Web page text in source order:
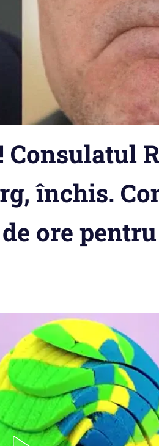
Consulatul
închis.
ore